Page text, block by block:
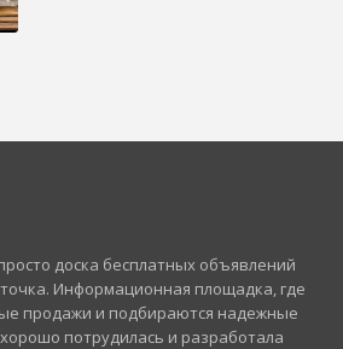
доска бесплатных объявлений
Информационная площадка, где
продажи и подбираются надежные
потрудилась и разработала